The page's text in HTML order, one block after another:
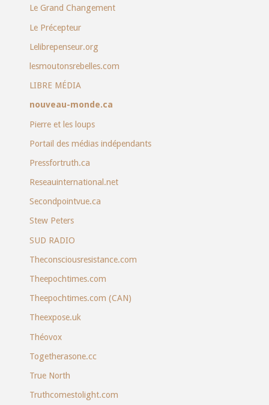
Le Grand Changement
Le Précepteur
Lelibrepenseur.org
lesmoutonsrebelles.com
LIBRE MÉDIA
nouveau-monde.ca
Pierre et les loups
Portail des médias indépendants
Pressfortruth.ca
Reseauinternational.net
Secondpointvue.ca
Stew Peters
SUD RADIO
Theconsciousresistance.com
Theepochtimes.com
Theepochtimes.com (CAN)
Theexpose.uk
Théovox
Togetherasone.cc
True North
Truthcomestolight.com